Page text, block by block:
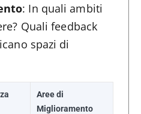
: In quali ambiti
Quali feedback
spazi di
Aree di
Miglioramento